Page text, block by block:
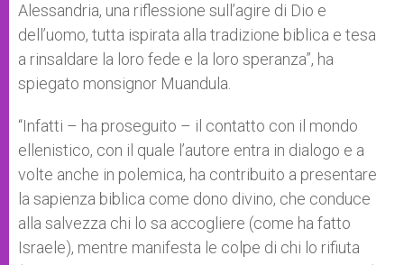
Alessandria, una riflessione sull’agire di Dio e
dell’uomo, tutta ispirata alla tradizione biblica e tesa
a rinsaldare la loro fede e la loro speranza”, ha
spiegato monsignor Muandula.
“Infatti – ha proseguito – il contatto con il mondo
ellenistico, con il quale l’autore entra in dialogo e a
volte anche in polemica, ha contribuito a presentare
la sapienza biblica come dono divino, che conduce
alla salvezza chi lo sa accogliere (come ha fatto
Israele), mentre manifesta le colpe di chi lo rifiuta